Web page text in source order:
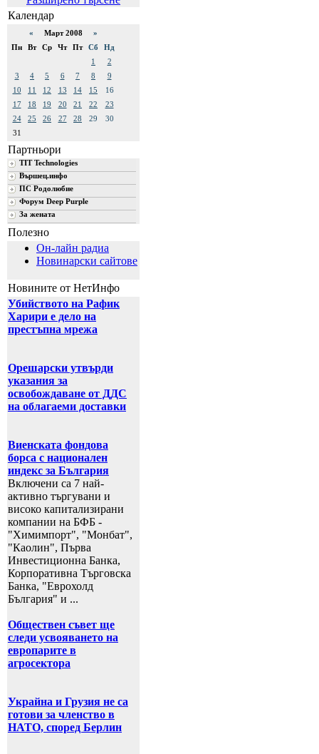
Календар
« Март 2008 »
Пн
Вт Ср Чт Пт Сб
Нд
1
2
3
4 5 6 7 8
9
10
11 12 13 14 15
16
17
18 19 20 21 22
23
24
25 26 27 28 29
30
31
Партньори
TIT Technologies
Вършец.инфо
ПС Родолюбие
Форум Deep Purple
За жената
Полезно
Он-лайн радиа
Новинарски сайтове
Новините от НетИнфо
Убийството на Рафик
Харири е дело на
престъпна мрежа
Орешарски утвърди
указания за
освобождаване от ДДС
на облагаеми доставки
Виенската фондова
борса с национален
индекс за България
Включени са 7 най-
активно търгувани и
високо капитализирани
компании на БФБ -
"Химимпорт", "Монбат",
"Каолин", Първа
Инвестиционна Банка,
Корпоративна Търговска
Банка, "Еврохолд
България" и ...
Обществен съвет ще
следи усвояването на
европарите в
агросектора
Украйна и Грузия не са
готови за членство в
НАТО, според Берлин